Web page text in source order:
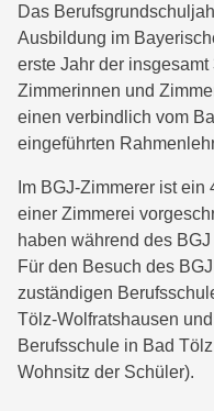
Das
Ausbildung im
erste Jahr der
Zimmerinnen und
einen verbindlich vom
eingeführten
Im BGJ-Zimmerer ist
einer Zimmerei
haben während des
Für den Besuch des
zuständigen
Tölz-Wolfratshausen
Berufsschule in Bad
Wohnsitz der Schüler).